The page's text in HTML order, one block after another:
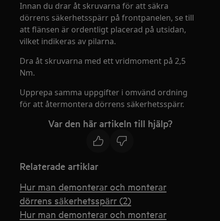
Innan du drar åt skruvarna för att säkra
dörrens säkerhetsspärr på frontpanelen, se till
att flänsen är ordentligt placerad på utsidan,
vilket indikeras av pilarna.
Dra åt skruvarna med ett vridmoment på 2,5
Nm.
Upprepa samma uppgifter i omvänd ordning
för att återmontera dörrens säkerhetsspärr.
Var den här artikeln till hjälp?
Relaterade artiklar
Hur man demonterar och monterar
dörrens säkerhetsspärr (2)
Hur man demonterar och monterar